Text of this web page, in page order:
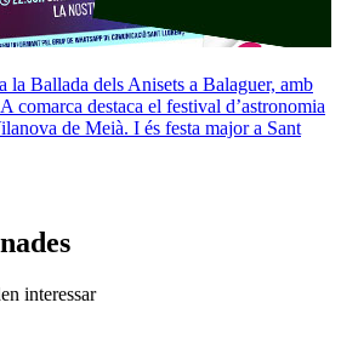
la Ballada dels Anisets a Balaguer, amb
comarca destaca el festival d’astronomia
de Meià. I és festa major a Sant
interessar